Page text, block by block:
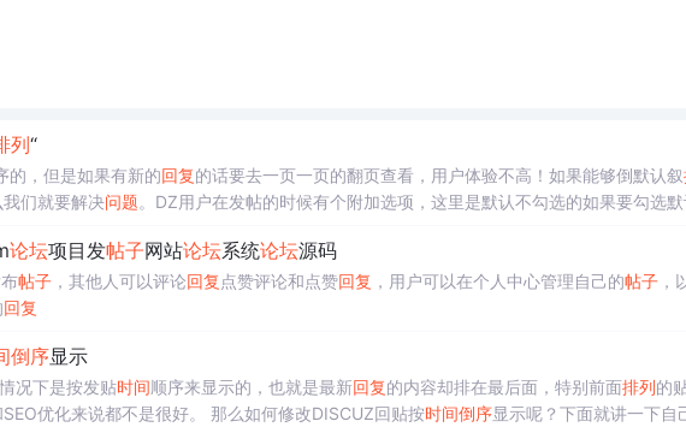
列“
的，但是如果有新的回复的话要去一页一页的翻页查看，用户体验不高！如果能够倒默认叙
们就要解决问题。DZ用户在发帖的时候有个附加选项，这里是默认不勾选的如果要勾选默
论坛项目发帖子网站论坛系统论坛源码
帖子，其他人可以评论回复 点赞评论和点赞回复 ，用户可以在个人中心管理自己的帖子，
回复
倒序显示
况下是按发贴时间顺序来显示的，也就是最新回复的内容却排在最后面，特别前面排列的
的内容，这对于用户体验和SEO优化来说都不是很好。 那么如何修改DISCUZ回贴按时间倒序显示呢？下面就讲一下自